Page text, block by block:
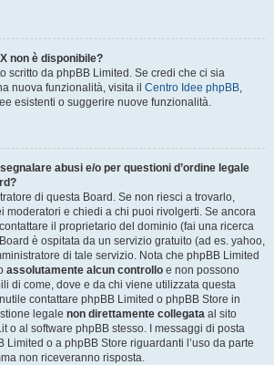
non è disponibile?
scritto da phpBB Limited. Se credi che ci sia
nuova funzionalità, visita il Centro Idee phpBB,
esistenti o suggerire nuove funzionalità.
abusi e/o per questioni d’ordine legale
di questa Board. Se non riesci a trovarlo,
moderatori e chiedi a chi puoi rivolgerti. Se ancora
il proprietario del dominio (fai una ricerca
è ospitata da un servizio gratuito (ad es. yahoo,
di tale servizio. Nota che phpBB Limited
assolutamente alcun controllo e non possono
di come, dove e da chi viene utilizzata questa
contattare phpBB Limited o phpBB Store in
legale non direttamente collegata al sito
o al software phpBB stesso. I messaggi di posta
Limited o a phpBB Store riguardanti l’uso da parte
non riceveranno risposta.